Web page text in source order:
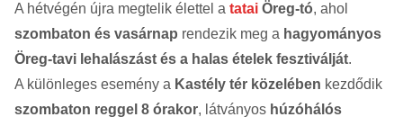
A hétvégén újra megtelik élettel a tatai Öreg-tó, ahol
szombaton és vasárnap rendezik meg a hagyományos
Öreg-tavi lehalászást és a halas ételek fesztiválját.
A különleges esemény a Kastély tér közelében kezdődik
szombaton reggel 8 órakor, látványos húzóhálós